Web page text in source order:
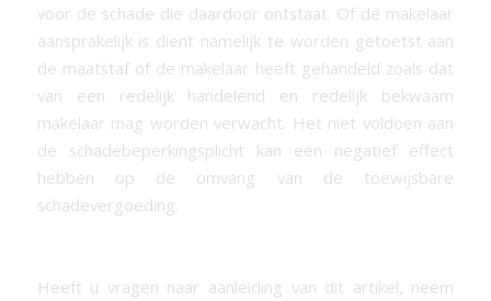
voor de schade die daardoor ontstaat. Of de makelaar
aansprakelijk is dient namelijk te worden getoetst aan
de maatstaf of de makelaar heeft gehandeld zoals dat
van een redelijk handelend en redelijk bekwaam
makelaar mag worden verwacht. Het niet voldoen aan
de schadebeperkingsplicht kan een negatief effect
hebben op de omvang van de toewijsbare
schadevergoeding.
Heeft u vragen naar aanleiding van dit artikel, neem